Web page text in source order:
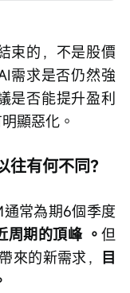
束的，不是股價
需求是否仍然強
是否能提升盈利
顯惡化。
有何不同？
常為期6個季度
周期的頂峰 。 但
來的新需求， 目